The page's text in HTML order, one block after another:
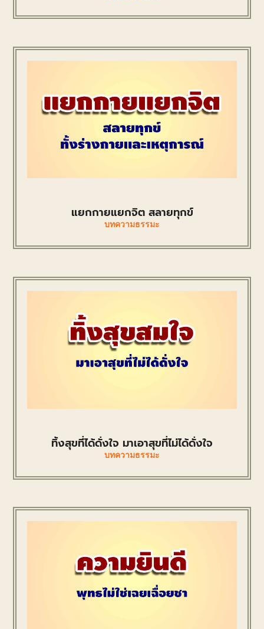
แยกกายแยกจิต สลายทุกข์
บทความธรรมะ
ทิ้งสุขที่ได้ดั่งใจ มาเอาสุขที่ไม่ได้ดั่งใจ
บทความธรรมะ